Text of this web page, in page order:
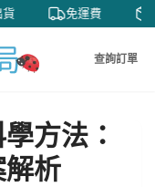
免運費
查詢訂單
方法：
解析